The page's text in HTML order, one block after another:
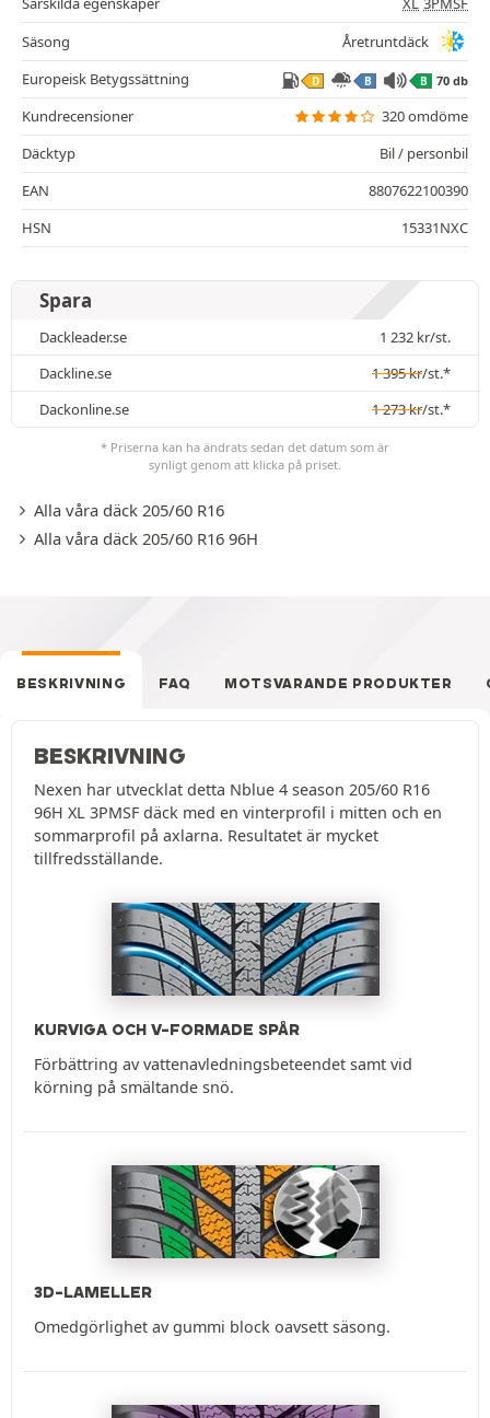
Säsong
Åretruntdäck
Europeisk Betygssättning
D B B 70 db
Kundrecensioner
320 omdöme
Däcktyp
Bil / personbil
EAN
8807622100390
HSN
15331NXC
Spara
Dackleader.se 1 232 kr/st.
Dackline.se
1 395kr/st.*
Dackonline.se
1 273kr/st.*
* Priserna kan ha ändrats sedan det datum som är
synligt genom att klicka på priset.
Alla våra däck 205/60 R16
Alla våra däck 205/60 R16 96H
BESKRIVNING FAQ MOTSVARANDE PRODUKTER
BESKRIVNING
Nexen har utvecklat detta Nblue 4 season 205/60 R16
96H XL 3PMSF däck med en vinterprofil i mitten och en
sommarprofil på axlarna. Resultatet är mycket
tillfredsställande.
KURVIGA OCH V-FORMADE SPÅR
Förbättring av vattenavledningsbeteendet samt vid
körning på smältande snö.
3D-LAMELLER
Omedgörlighet av gummi block oavsett säsong.